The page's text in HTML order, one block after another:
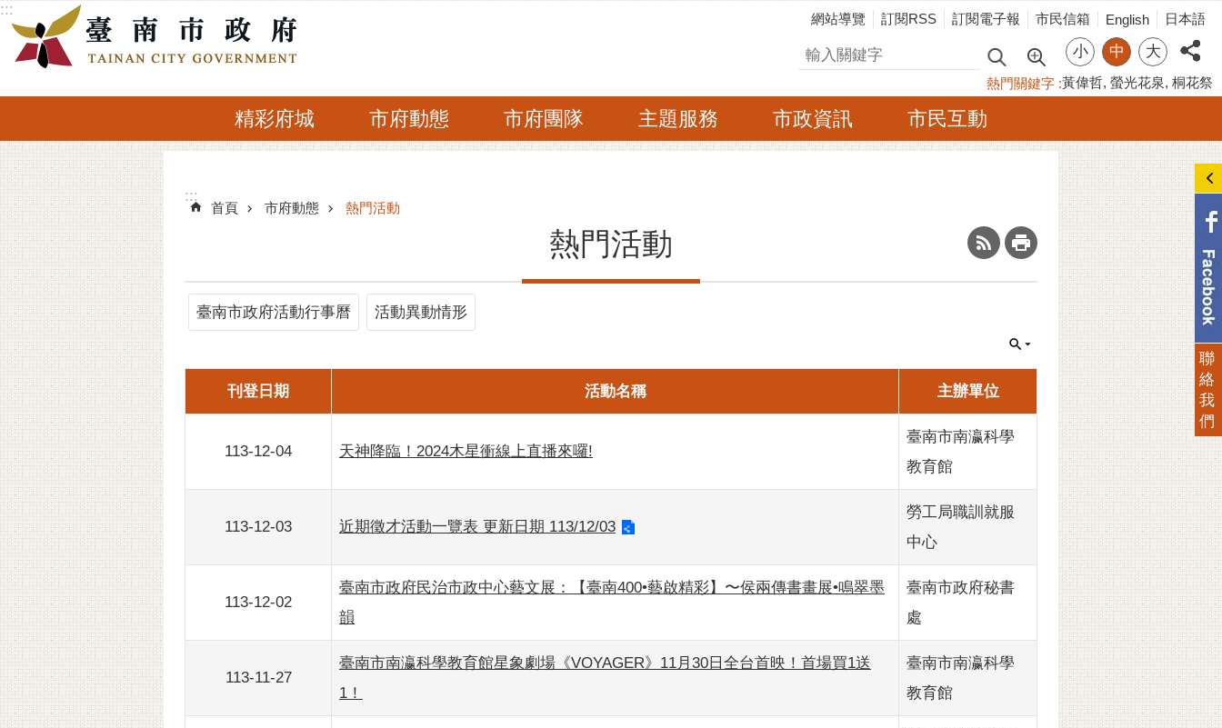
跳到主要內容區塊
:::
網站導覽 訂閱RSS 訂閱電子報 市民信箱 English 日本語
搜尋 小 中 大
熱門關鍵字 黃偉哲 螢光花泉 桐花祭
精彩府城 市府動態 市府團隊 主題服務 市政資訊 市民互動
:::
:::
首頁 市府動態 熱門活動
熱門活動 _
臺南市政府活動行事曆 活動異動情形
刊登日期 活動名稱 主辦單位
113-12-04 天神降臨！2024木星衝線上直播來囉!
臺南市南瀛科學
教育館
113-12-03 近期徵才活動一覽表 更新日期 113/12/03
勞工局職訓就服
中心
113-12-02
臺南市政府民治市政中心藝文展：【臺南400•藝啟精彩】〜侯兩傳書畫展•鳴翠墨
韻
臺南市政府秘書
處
113-11-27
臺南市南瀛科學教育館星象劇場《VOYAGER》11月30日全台首映！首場買1送
1！
臺南市南瀛科學
教育館
聯
絡
我
們